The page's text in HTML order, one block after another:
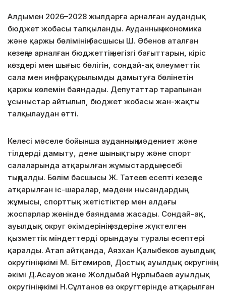
Алдымен 2026–2028 жылдарға арналған аудандық
бюджет жобасы талқыланды. Ауданның экономика
және қаржы бөлімінің басшысы Ш. Әбенов аталған
кезеңге арналған бюджеттің негізгі бағыттарын, кіріс
көздері мен шығыс бөлігін, сондай-ақ әлеуметтік
сала мен инфрақұрылымды дамытуға бөлінетін
қаржы көлемін баяндады. Депутаттар тарапынан
ұсыныстар айтылып, бюджет жобасы жан-жақты
талқылаудан өтті.
Келесі мәселе бойынша ауданның мәдениет және
тілдерді дамыту, дене шынықтыру және спорт
салаларында атқарылған жұмыстардың есебі
тыңдалды. Бөлім басшысы Ж. Татеев есепті кезеңде
атқарылған іс-шаралар, мәдени нысандардың
жұмысы, спорттық жетістіктер мен алдағы
жоспарлар жөнінде баяндама жасады. Сондай-ақ,
ауылдық округ әкімдерінің өздеріне жүктелген
қызметтік міндеттерді орындауы туралы есептері
қаралды. Атап айтқанда, Аязхан Қалыбеков ауылдық
округінің әкімі М. Бітемиров, Достық ауылдық округінің
әкімі Д.Асауов және Жолдыбай Нұрлыбаев ауылдық
округінің әкімі Н.Сұлтанов өз округтерінде атқарылған